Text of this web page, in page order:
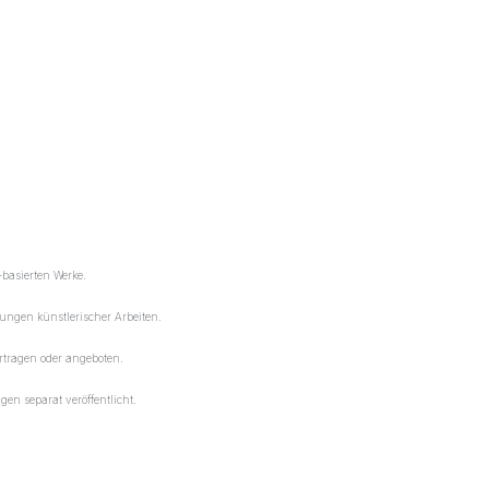
Werke.
künstlerischer Arbeiten.
oder angeboten.
separat veröffentlicht.